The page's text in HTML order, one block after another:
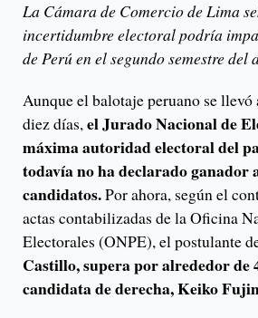
La Cámara de Comercio de Lima
incertidumbre electoral podría
de Perú en el segundo semestre del
Aunque el balotaje peruano se llevó
diez días,el Jurado Nacional de
máxima autoridad electoral del
todavía no ha declarado ganador
candidatos.Por ahora, según el
actas contabilizadas de la Oficina
Electorales (ONPE), el postulante
Castillo, supera por alrededor de
candidata de derecha, Keiko